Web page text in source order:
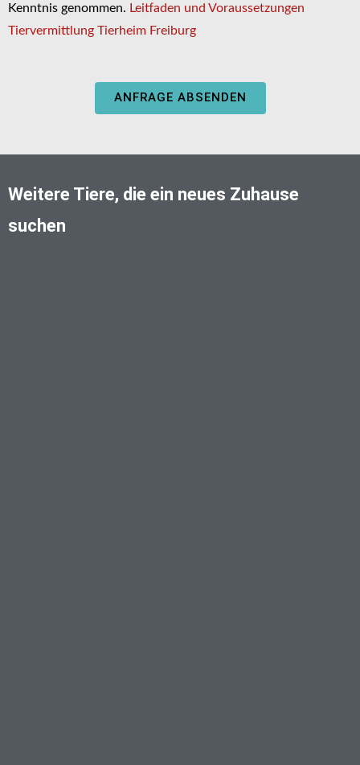
Kenntnis genommen. Leitfaden und Voraussetzungen
Tiervermittlung Tierheim Freiburg
ANFRAGE ABSENDEN
Weitere Tiere, die ein neues Zuhause
suchen